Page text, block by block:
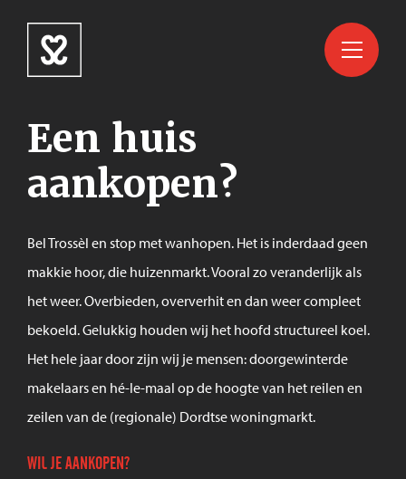
Een huis
aankopen?
Bel Trossèl en stop met wanhopen. Het is inderdaad geen
makkie hoor, die huizenmarkt. Vooral zo veranderlijk als
het weer. Overbieden, oververhit en dan weer compleet
bekoeld. Gelukkig houden wij het hoofd structureel koel.
Het hele jaar door zijn wij je mensen: doorgewinterde
makelaars en hé-le-maal op de hoogte van het reilen en
zeilen van de (regionale) Dordtse woningmarkt.
WIL JE AANKOPEN?